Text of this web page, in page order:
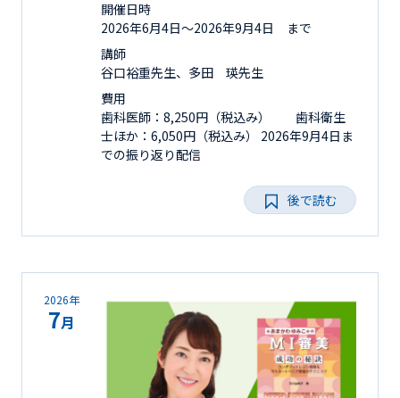
開催日時
2026年6月4日〜2026年9月4日 まで
講師
谷口裕重先生、多田 瑛先生
費用
歯科医師：8,250円（税込み） 歯科衛生
士ほか：6,050円（税込み） 2026年9月4日ま
での振り返り配信
後で読む
2026年
7月